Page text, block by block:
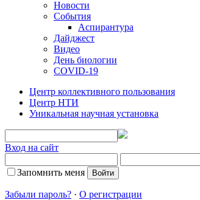
Новости
События
Аспирантура
Дайджест
Видео
День биологии
COVID-19
Центр коллективного пользования
Центр НТИ
Уникальная научная установка
Вход на сайт
Запомнить меня
Забыли пароль? · О регистрации